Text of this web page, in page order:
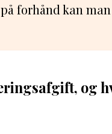
forhånd kan
og